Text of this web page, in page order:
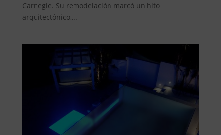
Carnegie. Su remodelación marcó un hito
arquitectónico,...